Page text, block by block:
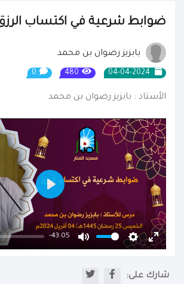
ضوابط شرعية في اكتساب
بابزيز رضوان بن محمد
480
0
الأستاذ : بابزيز رضوان بن محمد
-43:05
Mute Settings
Enter
Play
شارك على: